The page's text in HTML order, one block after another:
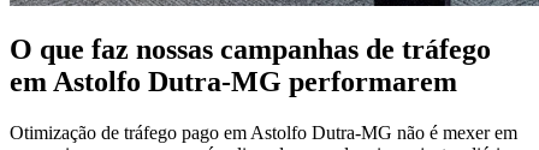
O que faz nossas campanhas de tráfego
em Astolfo Dutra-MG performarem
Otimização de tráfego pago em Astolfo Dutra-MG não é mexer em